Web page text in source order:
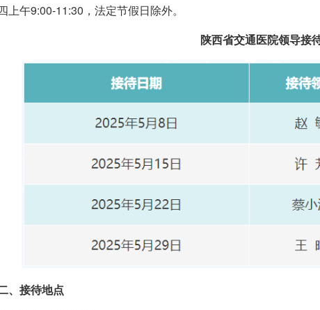
上午9:00-11:30，法定节假日除外。
陕西省交通医院领导接
、接待地点